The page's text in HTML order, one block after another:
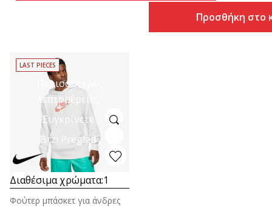
Προσθήκη στο
Περισσότερες
λεπτομέρειες
Συγκρίνετε
Brzi Pregled
LAST PIECES
Διαθέσιμα χρώματα:1
Φούτερ μπάσκετ για άνδρες